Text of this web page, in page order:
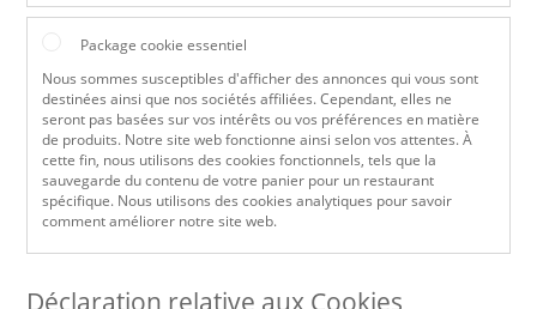
Package cookie essentiel
Nous sommes susceptibles d'afficher des annonces qui vous sont
destinées ainsi que nos sociétés affiliées. Cependant, elles ne
seront pas basées sur vos intérêts ou vos préférences en matière
de produits. Notre site web fonctionne ainsi selon vos attentes. À
cette fin, nous utilisons des cookies fonctionnels, tels que la
sauvegarde du contenu de votre panier pour un restaurant
spécifique. Nous utilisons des cookies analytiques pour savoir
comment améliorer notre site web.
Déclaration relative aux Cookies